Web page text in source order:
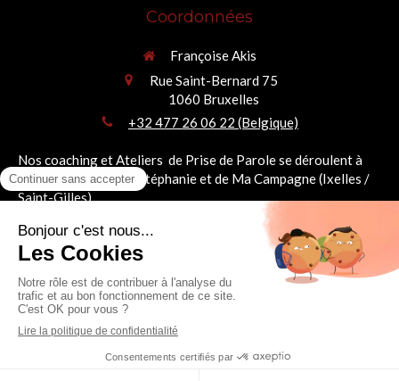
Coordonnées
Françoise Akis
Rue Saint-Bernard 75
1060 Bruxelles
+32 477 26 06 22 (Belgique)
Nos coaching et Ateliers de Prise de Parole se déroulent à
deux pas de la Place Stéphanie et de Ma Campagne (Ixelles /
Saint-Gilles).
Françoise Akis
Prendre la parole ne consiste pas à devenir quelqu'un d'autre. Il s'agit d'oser être